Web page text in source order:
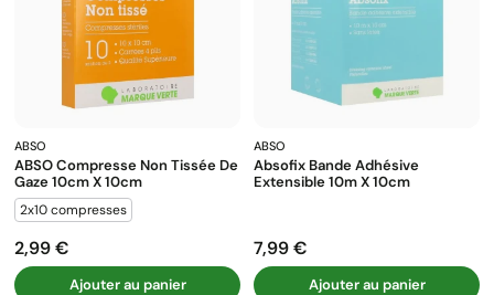
ABSO
ABSO Compresse Non Tissée De
Gaze 10cm X 10cm
2x10 compresses
Prix
2,99 €
Ajouter au panier
ABSO
Absofix Bande Adhésive
Extensible 10m X 10cm
Prix
7,99 €
Ajouter au panier